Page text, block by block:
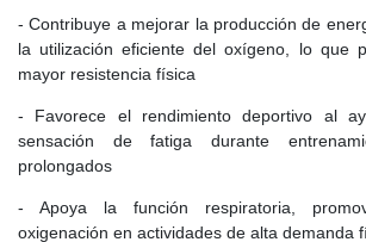
- Contribuye a mejorar la producción de
la utilización eficiente del oxígeno, lo que
mayor resistencia física
- Favorece el rendimiento deportivo al
sensación de fatiga durante
prolongados
- Apoya la función respiratoria,
oxigenación en actividades de alta demanda